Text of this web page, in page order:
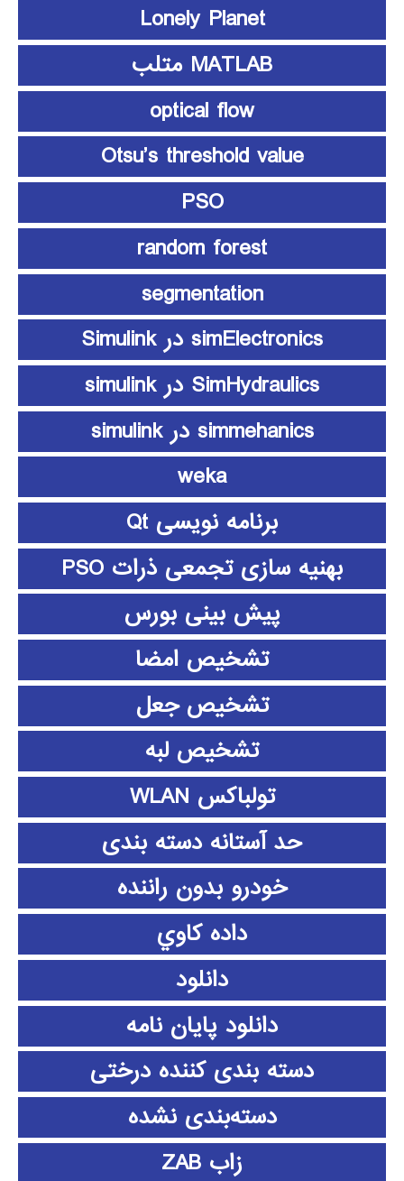
Lonely Planet
MATLAB متلب
optical flow
Otsu’s threshold value
PSO
random forest
segmentation
simElectronics در Simulink
SimHydraulics در simulink
simmehanics در simulink
weka
برنامه نویسی Qt
بهنیه سازی تجمعی ذرات PSO
پیش بینی بورس
تشخیص امضا
تشخیص جعل
تشخیص لبه
تولباکس WLAN
حد آستانه دسته بندی
خودرو بدون راننده
داده كاوي
دانلود
دانلود پايان نامه
دسته بندی کننده درختی
دسته‌بندی نشده
زاب ZAB